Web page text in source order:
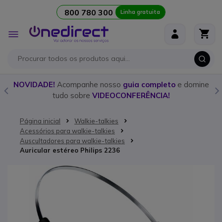
800 780 300 Linha gratuita
Alternar
Nav
NOVIDADE! Acompanhe nosso guia completoe domine
tudo sobre VIDEOCONFERÊNCIA!
Página inicial
Walkie-talkies
Acessórios para walkie-talkies
Auscultadores para walkie-talkies
Auricular estéreo Philips 2236
Saltar para o final da Galeria de imagens